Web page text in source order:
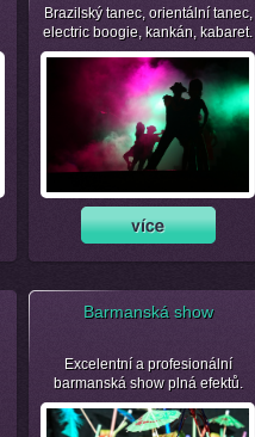
Brazilský tanec, orientální tanec,
electric boogie, kankán, kabaret.
Barmanská show
Excelentní a profesionální
barmanská show plná efektů.